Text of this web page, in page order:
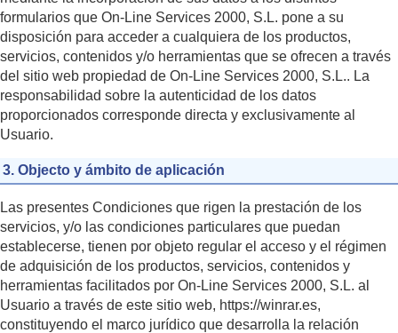
formularios que On-Line Services 2000, S.L. pone a su
disposición para acceder a cualquiera de los productos,
servicios, contenidos y/o herramientas que se ofrecen a través
del sitio web propiedad de On-Line Services 2000, S.L.. La
responsabilidad sobre la autenticidad de los datos
proporcionados corresponde directa y exclusivamente al
Usuario.
3. Objecto y ámbito de aplicación
Las presentes Condiciones que rigen la prestación de los
servicios, y/o las condiciones particulares que puedan
establecerse, tienen por objeto regular el acceso y el régimen
de adquisición de los productos, servicios, contenidos y
herramientas facilitados por On-Line Services 2000, S.L. al
Usuario a través de este sitio web, https://winrar.es,
constituyendo el marco jurídico que desarrolla la relación